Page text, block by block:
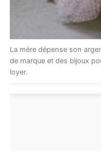
La mère dépense son
de marque et des bijoux
loyer.